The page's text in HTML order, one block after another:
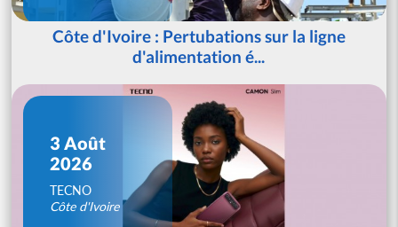
Côte d'Ivoire : Pertubations sur la ligne
d'alimentation é...
3 Août
2026
TECNO
Côte d'Ivoire